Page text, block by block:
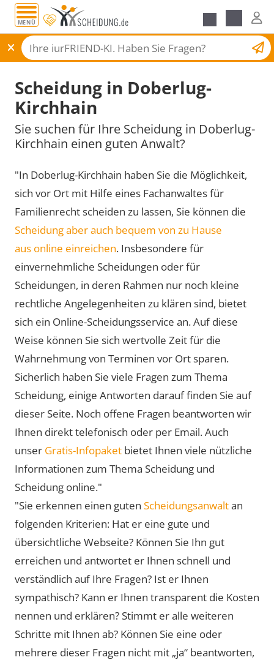
MENÜ
Scheidungsantrag
Scheidung in Doberlug-
Kirchhain
Sie suchen für Ihre Scheidung in Doberlug-
Kirchhain einen guten Anwalt?
"In Doberlug-Kirchhain haben Sie die Möglichkeit,
sich vor Ort mit Hilfe eines Fachanwaltes für
Familienrecht scheiden zu lassen, Sie können die
Scheidung aber auch bequem von zu Hause
aus online einreichen. Insbesondere für
einvernehmliche Scheidungen oder für
Scheidungen, in deren Rahmen nur noch kleine
rechtliche Angelegenheiten zu klären sind, bietet
sich ein Online-Scheidungsservice an. Auf diese
Weise können Sie sich wertvolle Zeit für die
Wahrnehmung von Terminen vor Ort sparen.
Sicherlich haben Sie viele Fragen zum Thema
Scheidung, einige Antworten darauf finden Sie auf
dieser Seite. Noch offene Fragen beantworten wir
Ihnen direkt telefonisch oder per Email. Auch
unser Gratis-Infopaket bietet Ihnen viele nützliche
Informationen zum Thema Scheidung und
Scheidung online."
"Sie erkennen einen guten Scheidungsanwaltan
folgenden Kriterien: Hat er eine gute und
übersichtliche Webseite? Können Sie Ihn gut
erreichen und antwortet er Ihnen schnell und
verständlich auf Ihre Fragen? Ist er Ihnen
sympathisch? Kann er Ihnen transparent die Kosten
nennen und erklären? Stimmt er alle weiteren
Schritte mit Ihnen ab? Können Sie eine oder
mehrere dieser Fragen nicht mit „ja“ beantworten,